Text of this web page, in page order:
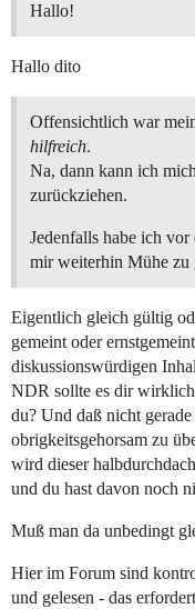
Hallo!
Hallo dito
Offensichtlich war
hilfreich.
Na, dann kann ich
zurückziehen.
Jedenfalls habe ich
mir weiterhin Mühe zu
Eigentlich gleich gültig
gemeint oder
diskussionswürdigen
NDR sollte es dir wirklich
du? Und daß nicht
obrigkeitsgehorsam zu
wird dieser
und du hast davon noch
Muß man da unbedingt
Hier im Forum sind
und gelesen - das